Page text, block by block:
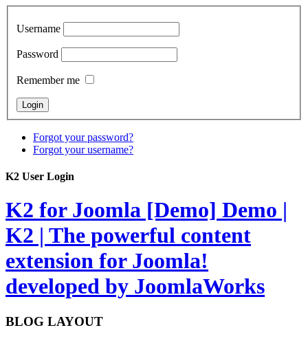
Username
Password
Remember me
Forgot your password?
Forgot your username?
K2 User Login
K2 for Joomla [Demo] Demo |
K2 | The powerful content
extension for Joomla!
developed by JoomlaWorks
BLOG LAYOUT